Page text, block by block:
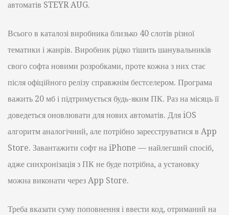
автоматів STEYR AUG.
Всього в каталозі виробника близько 40 слотів різної
тематики і жанрів. Виробник рідко тішить шанувальників
свого софта новими розробками, проте кожна з них стає
після офіційного релізу справжнім бестселером. Програма
важить 20 мб і підтримується будь-яким ПК. Раз на місяць її
доведеться оновлювати для нових автоматів. Для iOS
алгоритм аналогічний, але потрібно зареєструватися в App
Store. Завантажити софт на iPhone — найлегший спосіб,
адже синхронізація з ПК не буде потрібна, а установку
можна виконати через App Store.
Треба вказати суму поповнення і ввести код, отриманий на